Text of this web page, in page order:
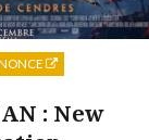
: New